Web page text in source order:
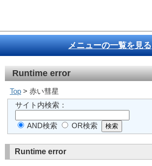
メニューの一覧を見る
Runtime error
Top > 赤い彗星
サイト内検索：
AND検索 OR検索
Runtime error